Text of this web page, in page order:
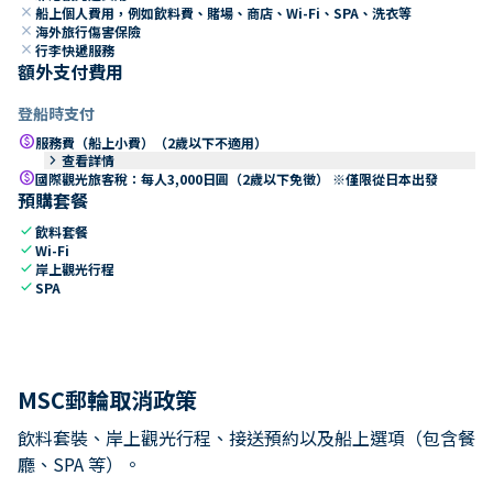
close 船上個人費用，例如飲料費、賭場、商店、Wi-Fi、SPA、洗衣等
close 海外旅行傷害保險
close 行李快遞服務
額外支付費用
登船時支付
paid服務費（船上小費）（2歲以下不適用）
keyboard_arrow_right 查看詳情
paid國際觀光旅客稅：每人3,000日圓（2歲以下免徵） ※僅限從日本出發
預購套餐
check飲料套餐
checkWi-Fi
check 岸上觀光行程
checkSPA
MSC郵輪取消政策
飲料套裝、岸上觀光行程、接送預約以及船上選項（包含餐
廳、SPA 等）。